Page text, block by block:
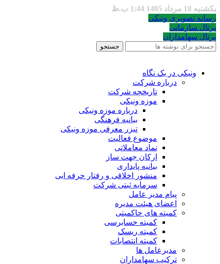
یکشنبه 18 مرداد 1405 1:44 ب.ظ
رسانه تصویری ونیکی
پرتال سازمانی
پرتال سهامداران
جستجو
ونیکی در یک نگاه
درباره شرکت
تاریخچه شرکت
موزه ونیکی
درباره موزه ونیکی
بیانیه فرهنگی
تیزر معرفی موزه ونیکی
موضوع فعالیت
نماد معاملاتی
ارکان جهت ساز
بیانیه پایداری
منشور اخلاقی و رفتار حرفه ایی
سرمایه ثبتی شرکت
پیام مدیر عامل
اعضای هیئت مدیره
کمیته های حاکمیتی
کمیته حسابرسی
کمیته ریسک
کمیته انتصابات
مدیرعامل ها
ترکیب سهامداران